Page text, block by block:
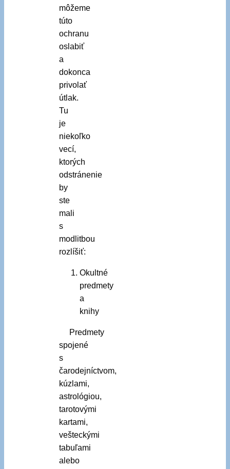
môžeme
túto
ochranu
oslabiť
a
dokonca
privolať
útlak.
Tu
je
niekoľko
vecí,
ktorých
odstránenie
by
ste
mali
s
modlitbou
rozlíšiť:
Okultné
predmety
a
knihy
Predmety
spojené
s
čarodejníctvom,
kúzlami,
astrológiou,
tarotovými
kartami,
vešteckými
tabuľami
alebo